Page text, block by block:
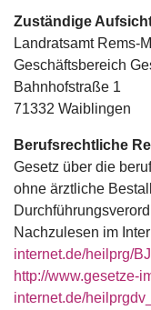
Zuständige
Landratsamt Rems-
Geschäftsbereich
Bahnhofstraße 1
71332 Waiblingen
Berufsrechtliche
Gesetz über die
ohne ärztliche
Nachzulesen im
internet.de/heilprg/
http://www.gesetze-
internet.de/